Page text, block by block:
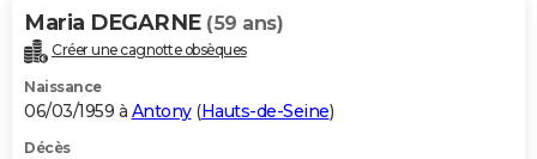
Maria DEGARNE (59 ans)
Créer une cagnotte obsèques
Naissance
06/03/1959 à Antony(Hauts-de-Seine)
Décès